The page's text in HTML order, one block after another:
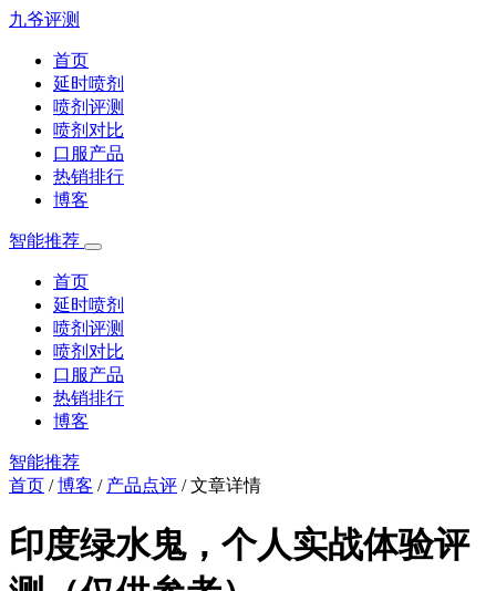
九爷评测
首页
延时喷剂
喷剂评测
喷剂对比
口服产品
热销排行
博客
智能推荐
首页
延时喷剂
喷剂评测
喷剂对比
口服产品
热销排行
博客
智能推荐
首页 /博客 / 产品点评 /文章详情
印度绿水鬼，个人实战体验评